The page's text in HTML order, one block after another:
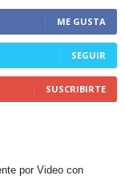
ME GUSTA
SEGUIR
SUSCRIBIRTE
por Video con